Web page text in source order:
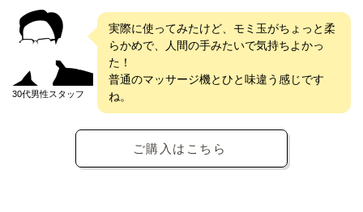
30代男性スタッフ
実際に使ってみたけど、モミ玉がちょっと柔
らかめで、人間の手みたいで気持ちよかっ
た！
普通のマッサージ機とひと味違う感じです
ね。
ご購入はこちら